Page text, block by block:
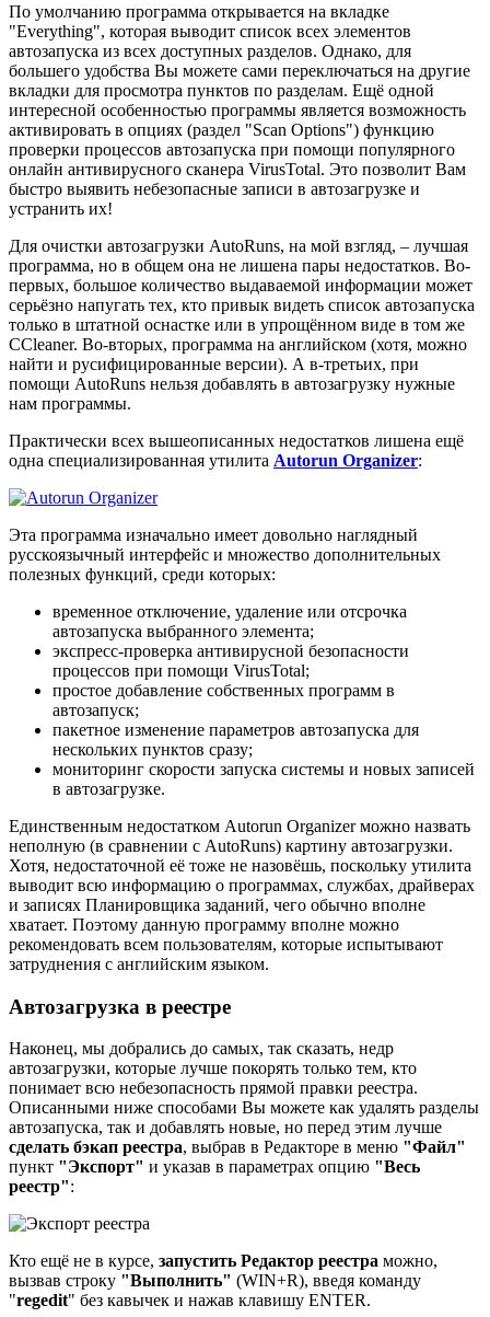
По умолчанию программа открывается на вкладке
"Everything", которая выводит список всех элементов
автозапуска из всех доступных разделов. Однако, для
большего удобства Вы можете сами переключаться на другие
вкладки для просмотра пунктов по разделам. Ещё одной
интересной особенностью программы является возможность
активировать в опциях (раздел "Scan Options") функцию
проверки процессов автозапуска при помощи популярного
онлайн антивирусного сканера VirusTotal. Это позволит Вам
быстро выявить небезопасные записи в автозагрузке и
устранить их!
Для очистки автозагрузки AutoRuns, на мой взгляд, – лучшая
программа, но в общем она не лишена пары недостатков. Во-
первых, большое количество выдаваемой информации может
серьёзно напугать тех, кто привык видеть список автозапуска
только в штатной оснастке или в упрощённом виде в том же
CCleaner. Во-вторых, программа на английском (хотя, можно
найти и русифицированные версии). А в-третьих, при
помощи AutoRuns нельзя добавлять в автозагрузку нужные
нам программы.
Практически всех вышеописанных недостатков лишена ещё
одна специализированная утилита Autorun Organizer:
Эта программа изначально имеет довольно наглядный
русскоязычный интерфейс и множество дополнительных
полезных функций, среди которых:
временное отключение, удаление или отсрочка
автозапуска выбранного элемента;
экспресс-проверка антивирусной безопасности
процессов при помощи VirusTotal;
простое добавление собственных программ в
автозапуск;
пакетное изменение параметров автозапуска для
нескольких пунктов сразу;
мониторинг скорости запуска системы и новых записей
в автозагрузке.
Единственным недостатком Autorun Organizer можно назвать
неполную (в сравнении с AutoRuns) картину автозагрузки.
Хотя, недостаточной её тоже не назовёшь, поскольку утилита
выводит всю информацию о программах, службах, драйверах
и записях Планировщика заданий, чего обычно вполне
хватает. Поэтому данную программу вполне можно
рекомендовать всем пользователям, которые испытывают
затруднения с английским языком.
Автозагрузка в реестре
Наконец, мы добрались до самых, так сказать, недр
автозагрузки, которые лучше покорять только тем, кто
понимает всю небезопасность прямой правки реестра.
Описанными ниже способами Вы можете как удалять разделы
автозапуска, так и добавлять новые, но перед этим лучше
сделать бэкап реестра, выбрав в Редакторе в меню "Файл"
пункт "Экспорт" и указав в параметрах опцию "Весь
реестр":
Кто ещё не в курсе, запустить Редактор реестра можно,
вызвав строку "Выполнить" (WIN+R), введя команду
"regedit" без кавычек и нажав клавишу ENTER.